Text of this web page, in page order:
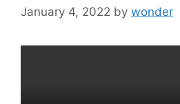
January 4, 2022 by wonder